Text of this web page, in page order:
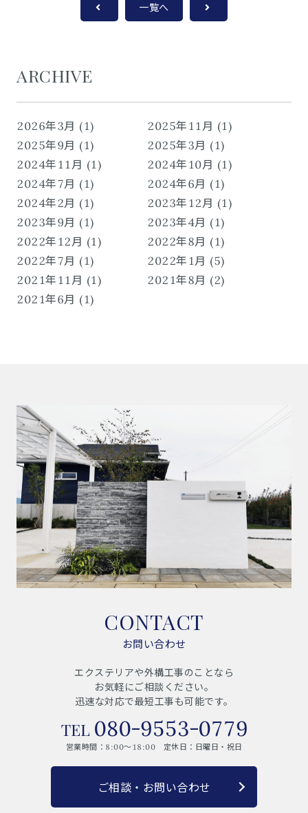
一覧へ
ARCHIVE
2026年3月 (1)
2025年11月 (1)
2025年9月 (1)
2025年3月 (1)
2024年11月 (1)
2024年10月 (1)
2024年7月 (1)
2024年6月 (1)
2024年2月 (1)
2023年12月 (1)
2023年9月 (1)
2023年4月 (1)
2022年12月 (1)
2022年8月 (1)
2022年7月 (1)
2022年1月 (5)
2021年11月 (1)
2021年8月 (2)
2021年6月 (1)
CONTACT
お問い合わせ
エクステリアや外構工事のことなら
お気軽にご相談ください。
迅速な対応で最短工事も可能です。
080-9553-0779
営業時間：8:00～18:00 定休日：日曜日・祝日
ご相談・お問い合わせ